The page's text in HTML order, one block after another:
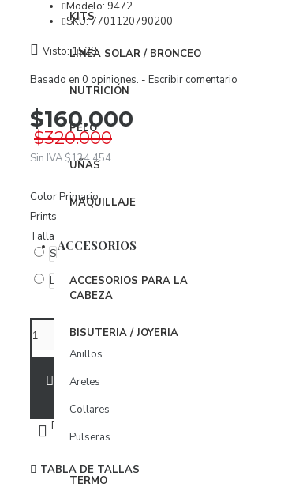
Vestidos
ROPA INTERIOR
Brasier
Conjuntos
Panties
BabyDoll
Pijamas
ROPA DEPORTIVA
Chaquetas Deportiva
KITS
LINEA SOLAR / BRONCEO
NUTRICIÓN
PELO
UÑAS
MAQUILLAJE
ACCESORIOS
ACCESORIOS PARA LA
CABEZA
BISUTERIA / JOYERIA
Anillos
Aretes
Collares
Pulseras
TERMO
Modelo: 9472
SKU: 7701120790200
Visto: 1528
Basado en 0 opiniones. - Escribir comentario
$160.000
$320.000
Sin IVA $134.454
Color Primario
Prints
Talla
S
L
AÑADIR A LA BOLSA
FAVORITOS
TABLA DE TALLAS